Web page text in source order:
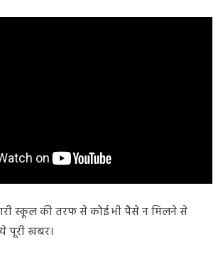
स्कूल की तरफ से कोई भी पैसे न मिलने से
पूरी खबर।